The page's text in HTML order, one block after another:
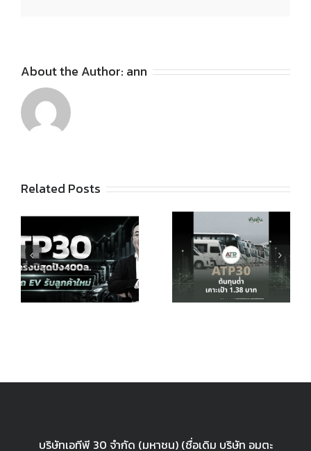
About the Author: ann
Related Posts
ATP30
ต้นทุนต่ำ
เดินเกมเพิ่ม
อีวี เคาะเป้า
ATP30 ขึ้น
แท่นหุ้น
ESG อีวี
100 คัน
สร้างอัพ
บริษัทเอทีพี 30 จำกัด (มหาชน) (ชื่อเดิม บริษัท อมตะ